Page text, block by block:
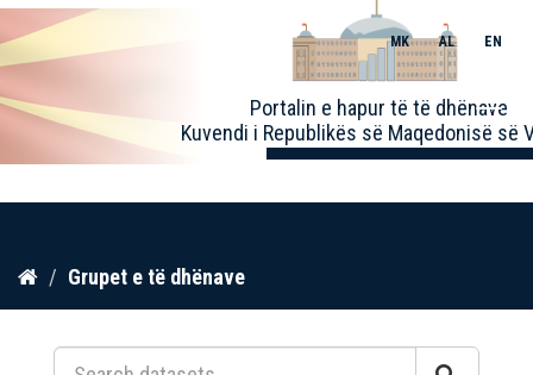
Kalo
përmbajtja
Portalin e hapur të të dhënave
Kuvendi i Republikës së Maqedonisë së
MK AL EN
Toggle
Grupet e të dhënave